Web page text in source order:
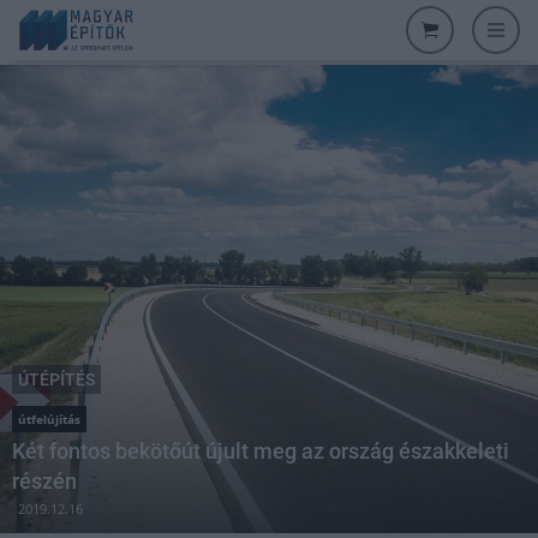
ÚTÉPÍTÉS
útfelújítás
Két fontos bekötőút újult meg az ország északkeleti
részén
2019.12.16